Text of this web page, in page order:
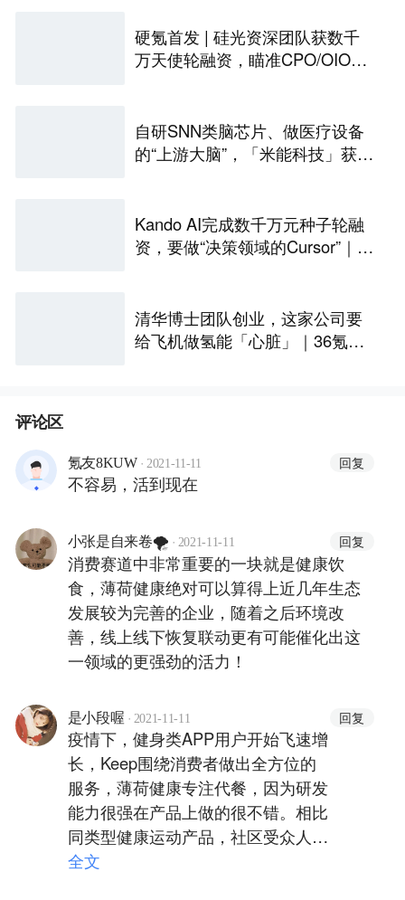
硬氪首发 | 硅光资深团队获数千
万天使轮融资，瞄准CPO/OIO下
自研SNN类脑芯片、做医疗设备
的“上游大脑”，「米能科技」获数
Kando AI完成数千万元种子轮融
资，要做“决策领域的Cursor”｜涌
清华博士团队创业，这家公司要
给飞机做氢能「心脏」｜36氪首
评论区
氪友8KUW · 2021-11-11 回复
不容易，活到现在
小张是自来卷🌪 · 2021-11-11 回复
消费赛道中非常重要的一块就是健康饮
食，薄荷健康绝对可以算得上近几年生态
发展较为完善的企业，随着之后环境改
善，线上线下恢复联动更有可能催化出这
一领域的更强劲的活力！
是小段喔 · 2021-11-11 回复
疫情下，健身类APP用户开始飞速增
长，Keep围绕消费者做出全方位的
服务，薄荷健康专注代餐，因为研发
能力很强在产品上做的很不错。相比
同类型健康运动产品，社区受众人群
有限，用户活跃度低，流失率高。薄
全文